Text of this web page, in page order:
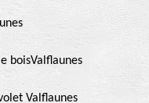
boisValflaunes
Valflaunes